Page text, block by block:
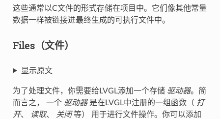
这些通常以C文件的形式存储在项目中。它们像其他常量
数据一样被链接进最终生成的可执行文件中。
Files（文件）
显示原文
为了处理文件，你需要给LVGL添加一个存储 驱动器。简
而言之， 一个 驱动器是在LVGL中注册的一组函数（ 打
开、 读取、 关闭等） 用于进行文件操作。你可以添加